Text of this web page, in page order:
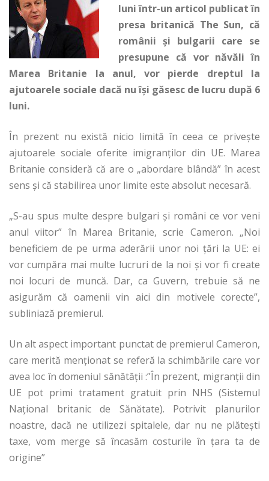
luni într-un articol publicat în
presa britanică The Sun, că
românii și bulgarii care se
presupune că vor năvăli în
Marea Britanie la anul, vor pierde dreptul la
ajutoarele sociale dacă nu își găsesc de lucru după 6
luni.
În prezent nu există nicio limită în ceea ce privește
ajutoarele sociale oferite imigranților din UE. Marea
Britanie consideră că are o „abordare blândă” în acest
sens și că stabilirea unor limite este absolut necesară.
„S-au spus multe despre bulgari şi români ce vor veni
anul viitor” în Marea Britanie, scrie Cameron. „Noi
beneficiem de pe urma aderării unor noi ţări la UE: ei
vor cumpăra mai multe lucruri de la noi şi vor fi create
noi locuri de muncă. Dar, ca Guvern, trebuie să ne
asigurăm că oamenii vin aici din motivele corecte”,
subliniază premierul.
Un alt aspect important punctat de premierul Cameron,
care merită menționat se referă la schimbările care vor
avea loc în domeniul sănătății :”În prezent, migranţii din
UE pot primi tratament gratuit prin NHS (Sistemul
Naţional britanic de Sănătate). Potrivit planurilor
noastre, dacă ne utilizezi spitalele, dar nu ne plăteşti
taxe, vom merge să încasăm costurile în ţara ta de
origine”